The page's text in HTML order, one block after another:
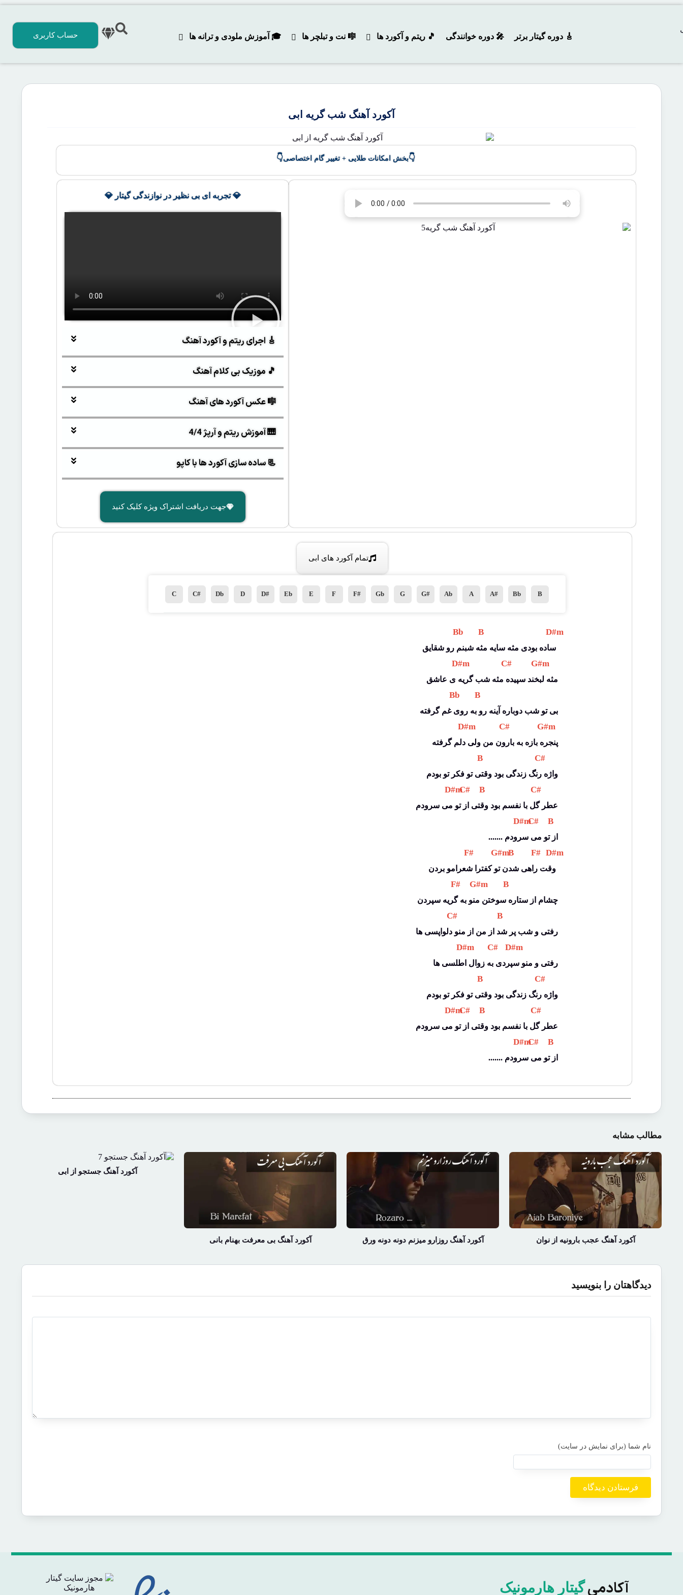
🎸 دوره‌ گیتار برتر 🎤 دوره خوانندگی 🎵 ریتم و آکورد ها 🎼 نت و تبلچر ها 🎓 آموزش ملودی و ترانه‌ ها حساب کاربری
آکورد آهنگ شب گریه ابی
👇بخش امکانات طلایی + تغییر گام اختصاصی👇
💎 تجربه ای بی نظیر در نوازندگی گیتار 💎
🎸 اجرای ریتم و آکورد آهنگ
🎵 موزیک بی کلام آهنگ
🎼 عکس آکورد های آهنگ
🎹 آموزش ریتم و آرپژ 4/4
📃 ساده سازی آکورد ها با کاپو
جهت دریافت اشتراک ویژه کلیک کنید
تمام آکورد های ابی
B
Bb
A#
A
Ab
G#
G
Gb
F#
F
E
Eb
D#
D
Db
C#
C
Bb B D#m
ساده بودی مثه سایه مثه شبنم رو شقایق
D#m C# G#m
مثه لبخند سپیده مثه شب گریه ی عاشق
Bb B
بی تو شب دوباره آینه رو به روی غم گرفته
D#m C# G#m
پنجره بازه به بارون من ولی دلم گرفته
B C#
واژه رنگ زندگی بود وقتی تو فکر تو بودم
D#m C# B C#
عطر گل با نفسم بود وقتی از تو می سرودم
D#m C# B
....... از تو می سرودم
F# G#m
B F# D#m
وقت راهی شدن تو کفترا شعرامو بردن
F# G#m B
چشام از ستاره سوختن منو به گریه سپردن
C# B
رفتی و شب پر شد از من از منو دلواپسی ها
D#m C# D#m
رفتی و منو سپردی به زوال اطلسی ها
B C#
واژه رنگ زندگی بود وقتی تو فکر تو بودم
D#m C# B C#
عطر گل با نفسم بود وقتی از تو می سرودم
D#m C# B
....... از تو می سرودم
مطالب مشابه
آکورد آهنگ عجب بارونیه از نوان آکورد آهنگ روزارو میزنم دونه دونه ورق آکورد آهنگ بی معرفت بهنام بانی
آکورد آهنگ جستجو از ابی
دیدگاهتان را بنویسید
آکادمیگیتار هارمونیک